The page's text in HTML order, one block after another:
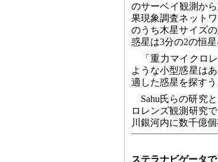
のサーベイ観測か
果現象調査ネット
のうち木星サイズ
惑星は3分の2の恒
「重力マイクロ
ような小型惑星は
適した惑星を探すう
Sahu氏らの研究
ロレンズ観測研究
川銀河内に数千億
ステラナビゲータ